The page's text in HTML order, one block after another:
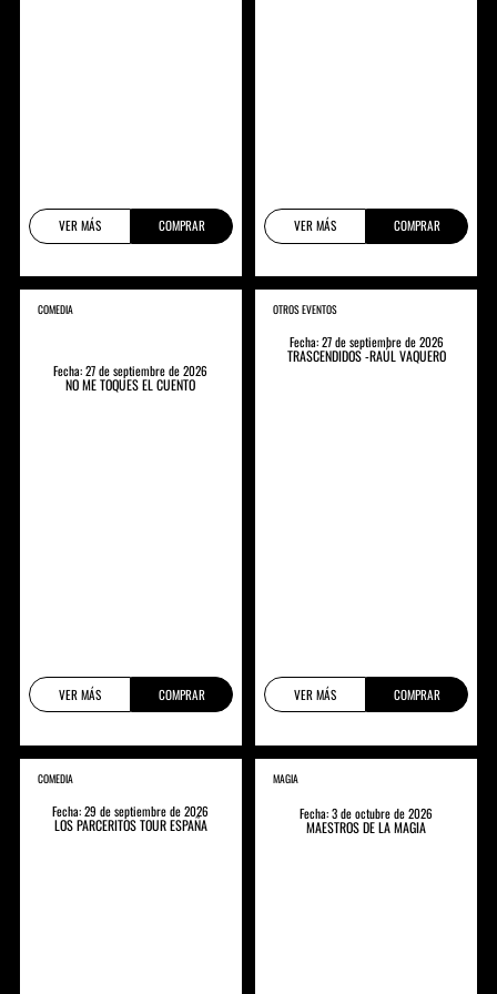
VER MÁS COMPRAR VER MÁS COMPRAR
COMEDIA
Fecha: 27 de septiembre de 2026
NO ME TOQUES EL CUENTO
VER MÁS COMPRAR
OTROS EVENTOS
Fecha: 27 de septiembre de 2026
TRASCENDIDOS -RAÚL VAQUERO
VER MÁS COMPRAR
COMEDIA
Fecha: 29 de septiembre de 2026
LOS PARCERITOS TOUR ESPAÑA
MAGIA
Fecha: 3 de octubre de 2026
MAESTROS DE LA MAGIA